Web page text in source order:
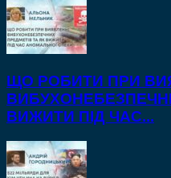
ЩО РОБИТИ ПРИ
ВИЖИТИ ПІД ЧАС...